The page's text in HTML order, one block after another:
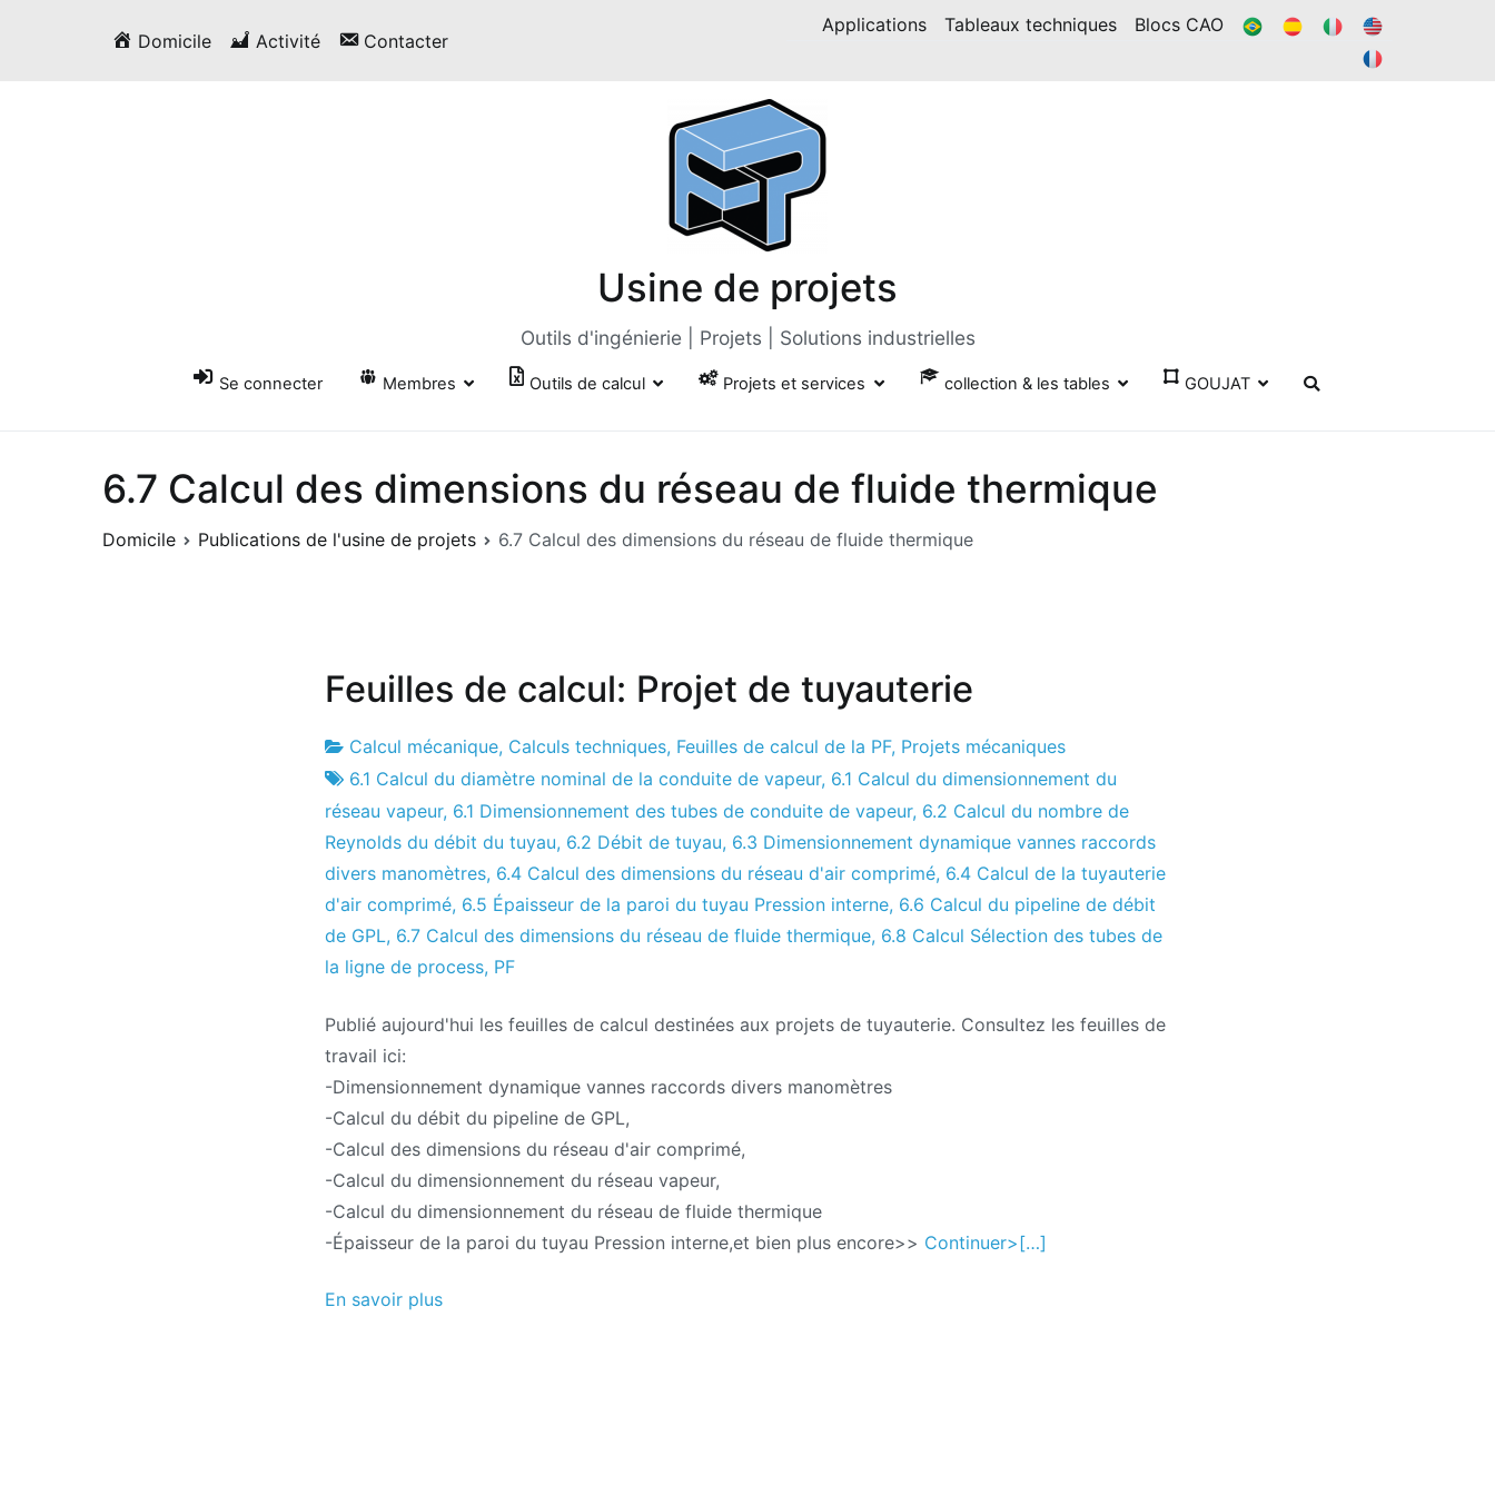
Domicile Activité Contacter
Applications Tableaux techniques Blocs CAO BR ES
Usine de projets
Outils d'ingénierie | Projets | Solutions industrielles
Se connecter Membres Outils de calcul Projets et services collection & les tables GOUJAT
6.7 Calcul des dimensions du réseau de fluide thermique
Domicile Publications de l'usine de projets 6.7 Calcul des dimensions du réseau de fluide thermique
Feuilles de calcul: Projet de tuyauterie
Usine
de
projets
10
de
March
de
2011
Calcul mécanique, Calculs techniques, Feuilles de calcul de la PF, Projets mécaniques
6.1 Calcul du diamètre nominal de la conduite de vapeur, 6.1 Calcul du dimensionnement du
réseau vapeur, 6.1 Dimensionnement des tubes de conduite de vapeur, 6.2 Calcul du nombre de
Reynolds du débit du tuyau, 6.2 Débit de tuyau, 6.3 Dimensionnement dynamique vannes raccords
divers manomètres, 6.4 Calcul des dimensions du réseau d'air comprimé, 6.4 Calcul de la tuyauterie
d'air comprimé, 6.5 Épaisseur de la paroi du tuyau Pression interne, 6.6 Calcul du pipeline de débit
de GPL, 6.7 Calcul des dimensions du réseau de fluide thermique, 6.8 Calcul Sélection des tubes de
la ligne de process, PF
Publié aujourd'hui les feuilles de calcul destinées aux projets de tuyauterie. Consultez les feuilles de
travail ici:
-Dimensionnement dynamique vannes raccords divers manomètres
-Calcul du débit du pipeline de GPL,
-Calcul des dimensions du réseau d'air comprimé,
-Calcul du dimensionnement du réseau vapeur,
-Calcul du dimensionnement du réseau de fluide thermique
-Épaisseur de la paroi du tuyau Pression interne,et bien plus encore>> Continuer>[…]
En savoir plus